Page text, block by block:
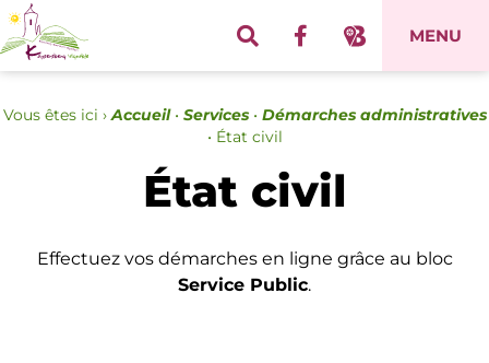
MENU
Vous êtes ici › Accueil• Services• Démarches administratives
• État civil
État civil
Effectuez vos démarches en ligne grâce au bloc
Service Public.
Panneau de gestion des cookies